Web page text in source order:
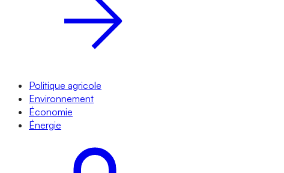
Politique agricole
Environnement
Économie
Énergie